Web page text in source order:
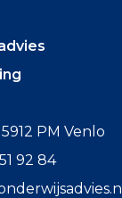
PM Venlo
92 84